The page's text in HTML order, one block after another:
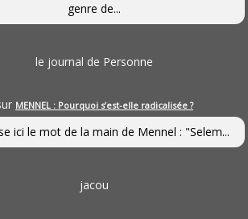
genre de...
le journal de Personne
MENNEL : Pourquoi s’est-elle radicalisée ?
ici le mot de la main de Mennel : "Selem...
jacou